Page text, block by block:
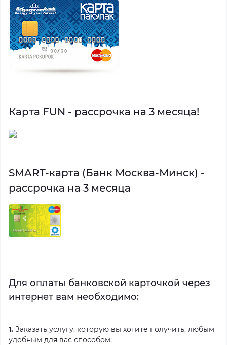
Карта FUN - рассрочка на 3 месяца!
SMART-карта (Банк Москва-Минск) -
рассрочка на 3 месяца
Для оплаты банковской карточкой через
интернет вам необходимо:
1. Заказать услугу, которую вы хотите получить, любым
удобным для вас способом: